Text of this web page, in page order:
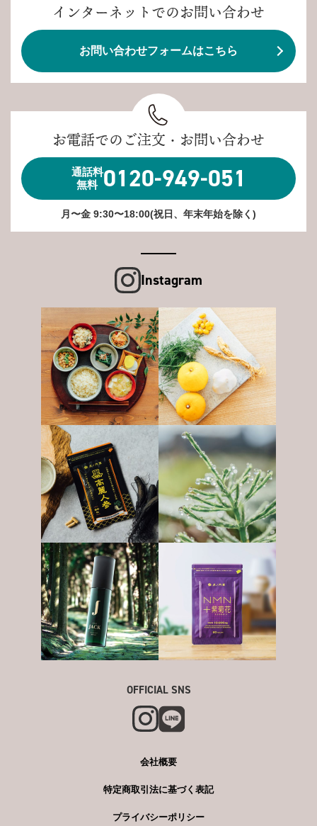
インターネットでのお問い合わせ
お問い合わせフォームはこちら
お電話でのご注文・お問い合わせ
通話料
無料 0120-949-051
月〜金 9:30〜18:00(祝日、年末年始を除く)
Instagram
OFFICIAL SNS
会社概要
特定商取引法に基づく表記
プライバシーポリシー